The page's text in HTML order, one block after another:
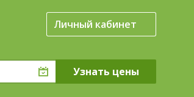
Личный кабинет